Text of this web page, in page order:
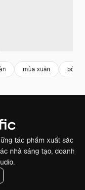
mùa xuân bông
tác phẩm xuất sắc
nhà sáng tạo, doanh